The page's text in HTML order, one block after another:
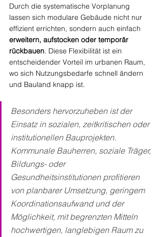
Durch die systematische Vorplanung
lassen sich modulare Gebäude nicht nur
effizient errichten, sondern auch einfach
erweitern, aufstocken oder temporär
rückbauen. Diese Flexibilität ist ein
entscheidender Vorteil im urbanen Raum,
wo sich Nutzungsbedarfe schnell ändern
und Bauland knapp ist.
Besonders hervorzuheben ist der
Einsatz in sozialen, zeitkritischen oder
institutionellen Bauprojekten.
Kommunale Bauherren, soziale Träger,
Bildungs- oder
Gesundheitsinstitutionen profitieren
von planbarer Umsetzung, geringem
Koordinationsaufwand und der
Möglichkeit, mit begrenzten Mitteln
hochwertigen, langlebigen Raum zu